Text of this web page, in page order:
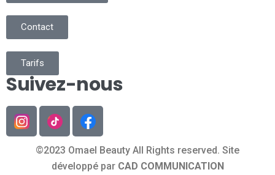
Contact
Tarifs
Suivez-nous
©2023 Omael Beauty All Rights reserved. Site
développé par CAD COMMUNICATION